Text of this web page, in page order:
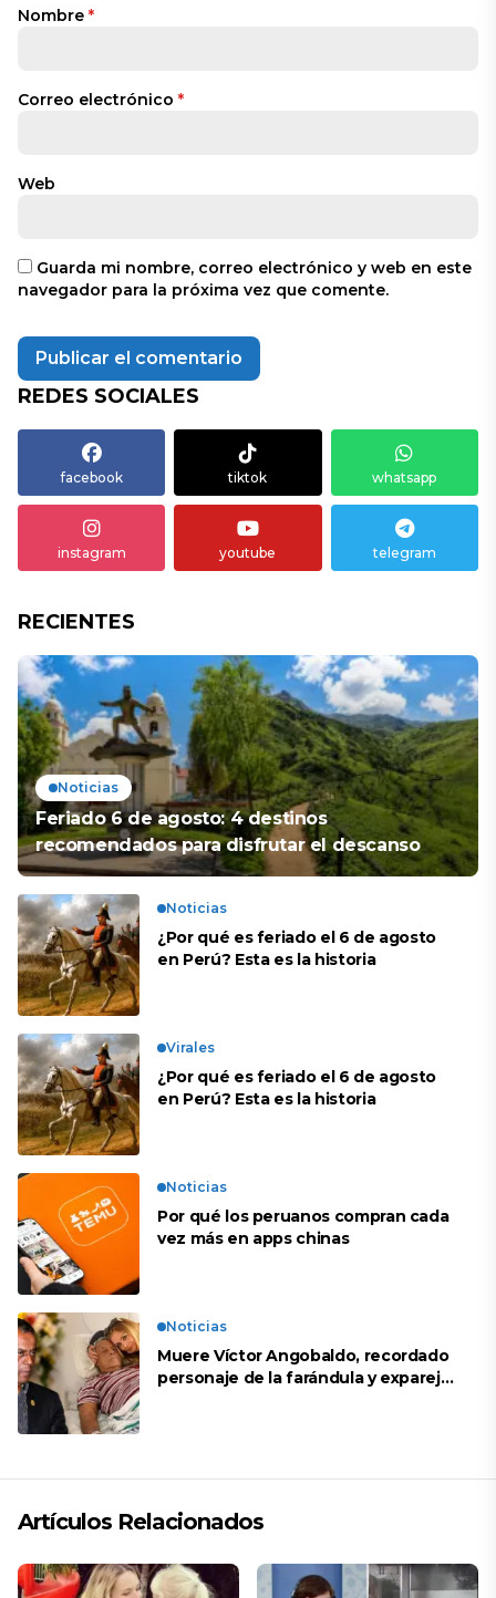
Nombre *
Correo electrónico *
Web
Guarda mi nombre, correo electrónico y web en este
navegador para la próxima vez que comente.
REDES SOCIALES
facebook tiktok whatsapp
instagram youtube telegram
RECIENTES
Noticias
Feriado 6 de agosto: 4 destinos
recomendados para disfrutar el descanso
Noticias
¿Por qué es feriado el 6 de agosto
en Perú? Esta es la historia
Virales
¿Por qué es feriado el 6 de agosto
en Perú? Esta es la historia
Noticias
Por qué los peruanos compran cada
vez más en apps chinas
Noticias
Muere Víctor Angobaldo, recordado
personaje de la farándula y expareja
Artículos Relacionados